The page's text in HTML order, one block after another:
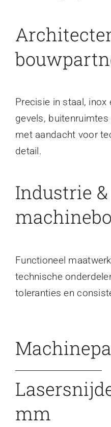
Precisie in staal,
gevels,
met aandacht voor
detail.
Industrie &
Functioneel
technische
toleranties en
mm